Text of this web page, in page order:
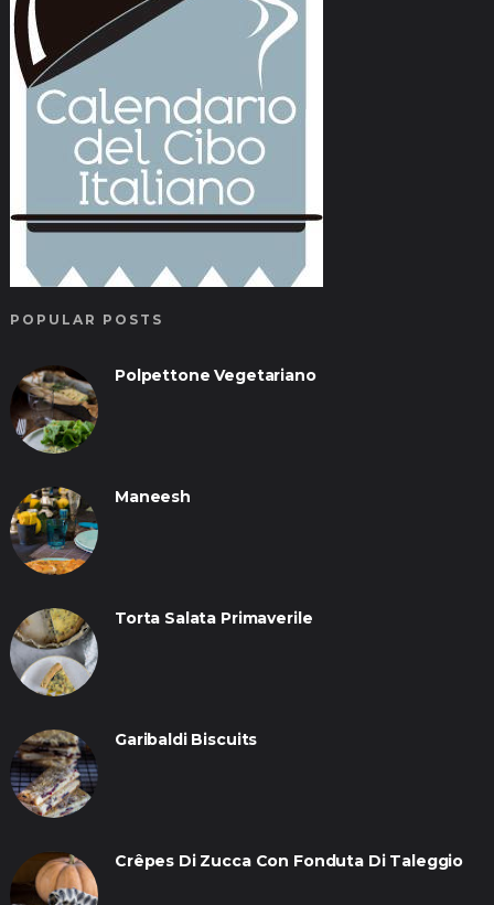
POPULAR POSTS
Polpettone Vegetariano
Maneesh
Torta Salata Primaverile
Garibaldi Biscuits
Crêpes Di Zucca Con Fonduta Di Taleggio